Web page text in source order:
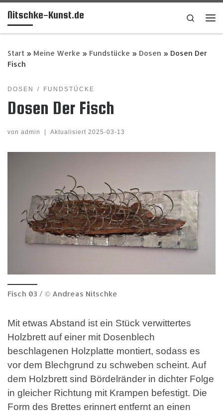
Zum Inhalt springen
Nitschke-Kunst.de
Search
Start » Meine Werke » Fundstücke » Dosen » Dosen Der
Fisch
DOSEN FUNDSTÜCKE
Dosen Der Fisch
von admin | Aktualisiert 2025-03-13
Fisch 03 / © Andreas Nitschke
Mit etwas Abstand ist ein Stück verwittertes
Holzbrett auf einer mit Dosenblech
beschlagenen Holzplatte montiert, sodass es
vor dem Blechgrund zu schweben scheint. Auf
dem Holzbrett sind Bördelränder in dichter Folge
in gleicher Richtung mit Krampen befestigt. Die
Form des Brettes erinnert entfernt an einen